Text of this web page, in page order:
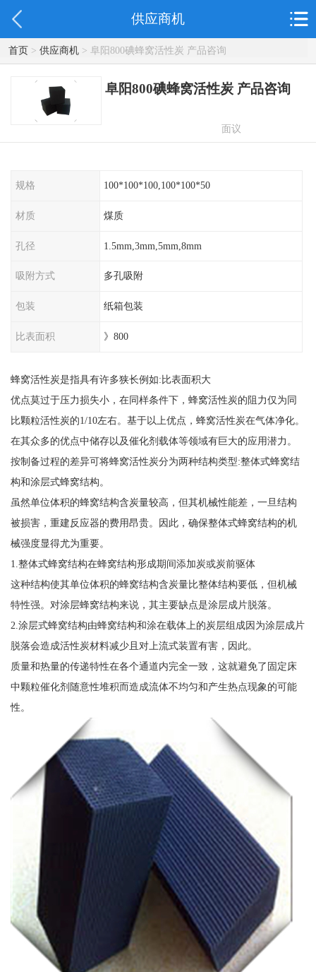
供应商机
首页> 供应商机> 阜阳800碘蜂窝活性炭 产品咨询
阜阳800碘蜂窝活性炭 产品咨询
面议
规格 100*100*100,100*100*50
材质 煤质
孔径 1.5mm,3mm,5mm,8mm
吸附方式 多孔吸附
包装 纸箱包装
比表面积 》800
蜂窝活性炭是指具有许多狭长例如:比表面积大
优点莫过于压力损失小，在同样条件下，蜂窝活性炭的阻力仅为同
比颗粒活性炭的1/10左右。基于以上优点，蜂窝活性炭在气体净化。
在其众多的优点中储存以及催化剂载体等领域有巨大的应用潜力。
按制备过程的差异可将蜂窝活性炭分为两种结构类型:整体式蜂窝结
构和涂层式蜂窝结构。
虽然单位体积的蜂窝结构含炭量较高，但其机械性能差，一旦结构
被损害，重建反应器的费用昂贵。因此，确保整体式蜂窝结构的机
械强度显得尤为重要。
1.整体式蜂窝结构在蜂窝结构形成期间添加炭或炭前驱体
这种结构使其单位体积的蜂窝结构含炭量比整体结构要低，但机械
特性强。对涂层蜂窝结构来说，其主要缺点是涂层成片脱落。
2.涂层式蜂窝结构由蜂窝结构和涂在载体上的炭层组成因为涂层成片
脱落会造成活性炭材料减少且对上流式装置有害，因此。
质量和热量的传递特性在各个通道内完全一致，这就避免了固定床
中颗粒催化剂随意性堆积而造成流体不均匀和产生热点现象的可能
性。